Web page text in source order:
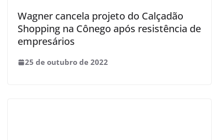
Wagner cancela projeto do Calçadão
Shopping na Cônego após resistência de
empresários
25 de outubro de 2022